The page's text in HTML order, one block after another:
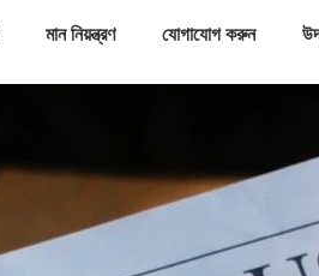
মান নিয়ন্ত্রণ যোগাযোগ করুন